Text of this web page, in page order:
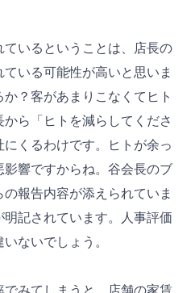
いるということは、店長の
いる可能性が高いと思いま
？客があまりこなくてヒト
ら「ヒトを減らしてくださ
くるわけです。ヒトが余っ
響ですからね。谷会長のブ
報告内容が添えられていま
記されています。人事評価
ないでしょう。
でみてしまうと、店舗の家賃